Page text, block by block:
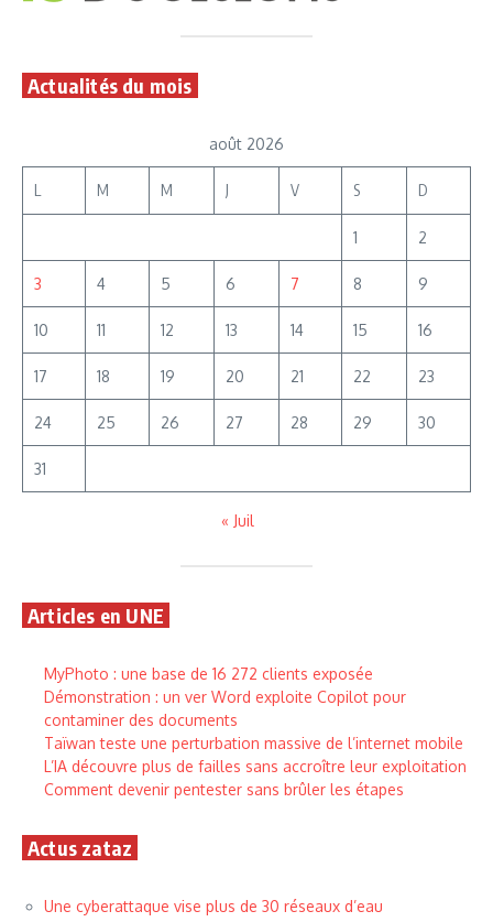
Actualités du mois
août 2026
L M M J V S D
1 2
3 4 5 6 7 8 9
10 11 12 13 14 15 16
17 18 19 20 21 22 23
24 25 26 27 28 29 30
31
« Juil
Articles en UNE
MyPhoto : une base de 16 272 clients exposée
Démonstration : un ver Word exploite Copilot pour
contaminer des documents
Taïwan teste une perturbation massive de l’internet mobile
L’IA découvre plus de failles sans accroître leur exploitation
Comment devenir pentester sans brûler les étapes
Actus zataz
Une cyberattaque vise plus de 30 réseaux d’eau